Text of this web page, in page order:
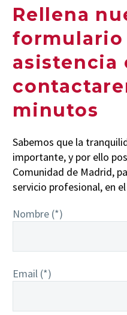
Rellena
formulario
asistencia
minutos
Sabemos que la
importante, y por ello
Comunidad de Madrid,
servicio profesional, en
Nombre (*)
Email (*)